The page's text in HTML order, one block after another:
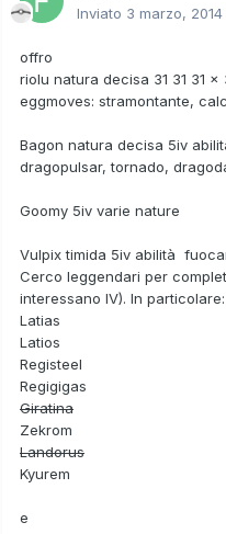
Inviato 3 marzo, 2014
offro
riolu natura decisa 31 31 31
eggmoves: stramontante,
Bagon natura decisa 5iv
dragopulsar, tornado,
Goomy 5iv varie nature
Vulpix timida 5iv abilità
Cerco leggendari per
interessano IV). In particolare:
Latias
Latios
Registeel
Regigigas
Giratina
Zekrom
Landorus
Kyurem
e